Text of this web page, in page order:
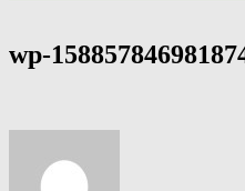
wp-